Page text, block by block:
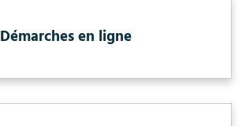
Démarches en ligne